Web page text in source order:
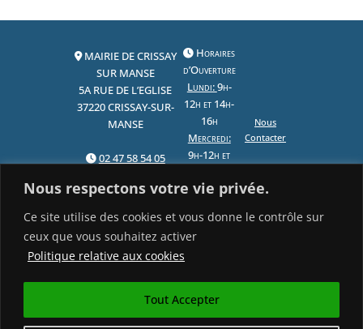
Nous respectons votre vie privée.
Ce site utilise des cookies et vous donne le contrôle sur
ceux que vous souhaitez activer
Politique relative aux cookies
Tout Accepter
MAIRIE DE CRISSAY
SUR MANSE
5A RUE DE L’EGLISE
37220 CRISSAY-SUR-
MANSE
02 47 58 54 05
Horaires
d’Ouverture
Lundi:9h-
12h et 14h-
16h
Mercredi:
9h-12h et
Vendredi:
Nous
Contacter
Copyright © 1947-2026